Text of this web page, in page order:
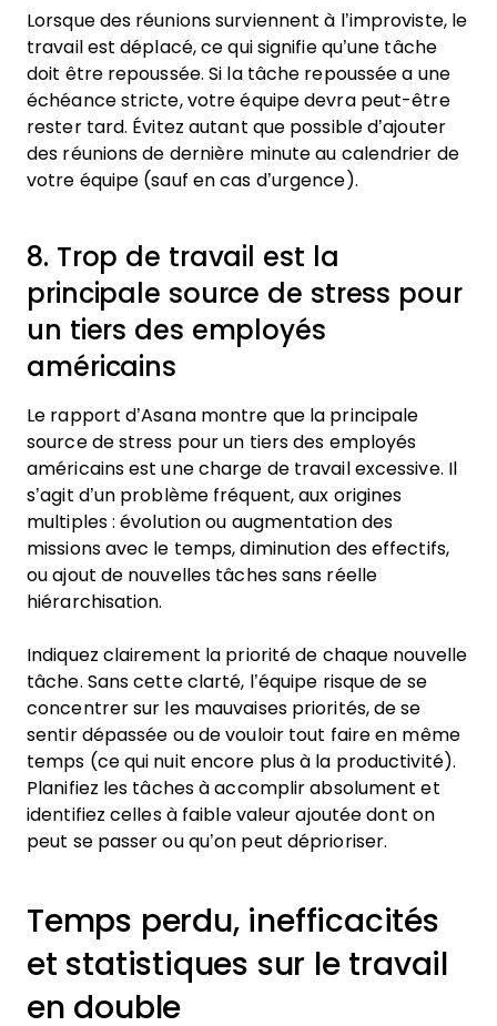
Lorsque des réunions surviennent à l’improviste, le
travail est déplacé, ce qui signifie qu’une tâche
doit être repoussée. Si la tâche repoussée a une
échéance stricte, votre équipe devra peut-être
rester tard. Évitez autant que possible d’ajouter
des réunions de dernière minute au calendrier de
votre équipe (sauf en cas d’urgence).
8. Trop de travail est la
principale source de stress pour
un tiers des employés
américains
Le rapport d’Asana montre que la principale
source de stress pour un tiers des employés
américains est une charge de travail excessive. Il
s’agit d’un problème fréquent, aux origines
multiples : évolution ou augmentation des
missions avec le temps, diminution des effectifs,
ou ajout de nouvelles tâches sans réelle
hiérarchisation.
Indiquez clairement la priorité de chaque nouvelle
tâche. Sans cette clarté, l’équipe risque de se
concentrer sur les mauvaises priorités, de se
sentir dépassée ou de vouloir tout faire en même
temps (ce qui nuit encore plus à la productivité).
Planifiez les tâches à accomplir absolument et
identifiez celles à faible valeur ajoutée dont on
peut se passer ou qu’on peut déprioriser.
Temps perdu, inefficacités
et statistiques sur le travail
en double